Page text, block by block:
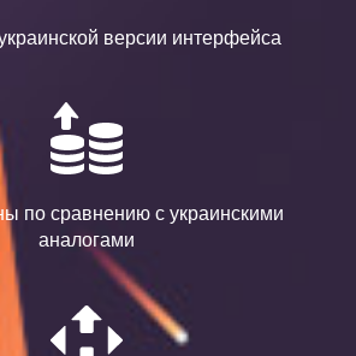
версии интерфейса
по сравнению с украинскими
аналогами